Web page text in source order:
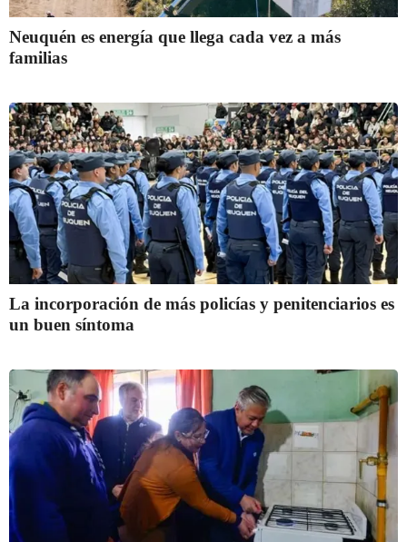
Neuquén es energía que llega cada vez a más
familias
La incorporación de más policías y penitenciarios es
un buen síntoma